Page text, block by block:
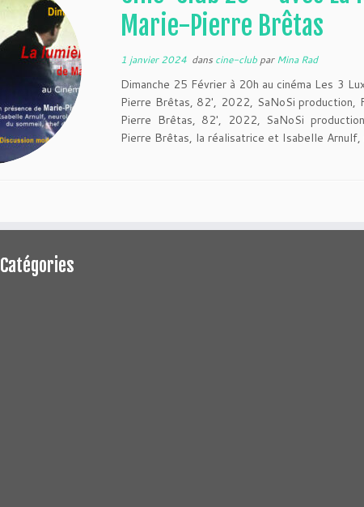
Marie-Pierre Brêtas
1 janvier 2024 dans cine-club parMina Rad
Dimanche 25 Février à 20h au cinéma Les 3
Pierre Brêtas, 82′, 2022, SaNoSi
Pierre Brêtas, 82′, 2022, SaNoSi
Pierre Brêtas, la réalisatrice et Isabelle
Catégories